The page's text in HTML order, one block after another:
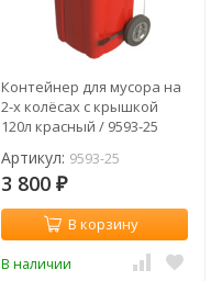
Контейнер для мусора на
2-х колёсах с крышкой
120л красный / 9593-25
Артикул: 9593-25
3 800 ₽
В корзину
В наличии